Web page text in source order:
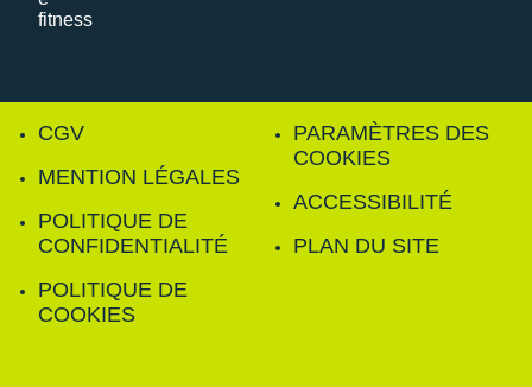
CGV
MENTION LÉGALES
POLITIQUE DE
CONFIDENTIALITÉ
POLITIQUE DE
COOKIES
PARAMÈTRES DES
COOKIES
ACCESSIBILITÉ
PLAN DU SITE